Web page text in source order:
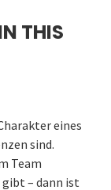
THIS
eines
sind.
Team
– dann ist